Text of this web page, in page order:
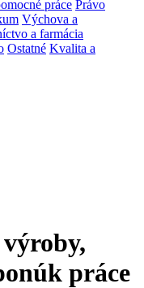
práce Právo
Výchova a
a farmácia
Ostatné Kvalita a
práce